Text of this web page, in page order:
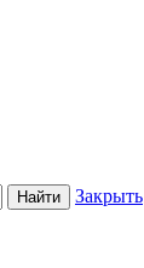
Закрыть